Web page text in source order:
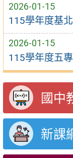
2026-01-15
115學年度基
2026-01-15
115學年度五
國中
新課